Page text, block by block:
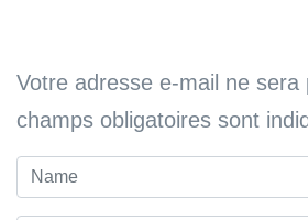
Votre adresse e-mail ne sera
champs obligatoires sont